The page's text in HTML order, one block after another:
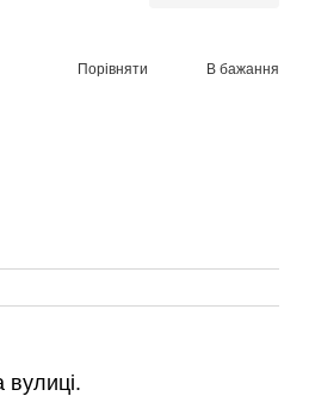
Порівняти В бажання
вулиці.